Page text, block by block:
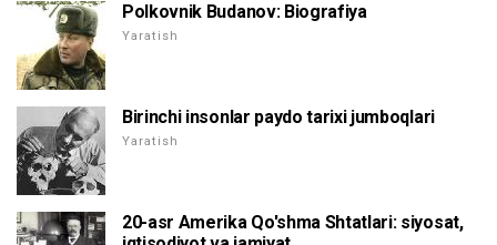
Polkovnik Budanov: Biografiya
Yaratish
Birinchi insonlar paydo tarixi jumboqlari
Yaratish
20-asr Amerika Qo'shma Shtatlari: siyosat,